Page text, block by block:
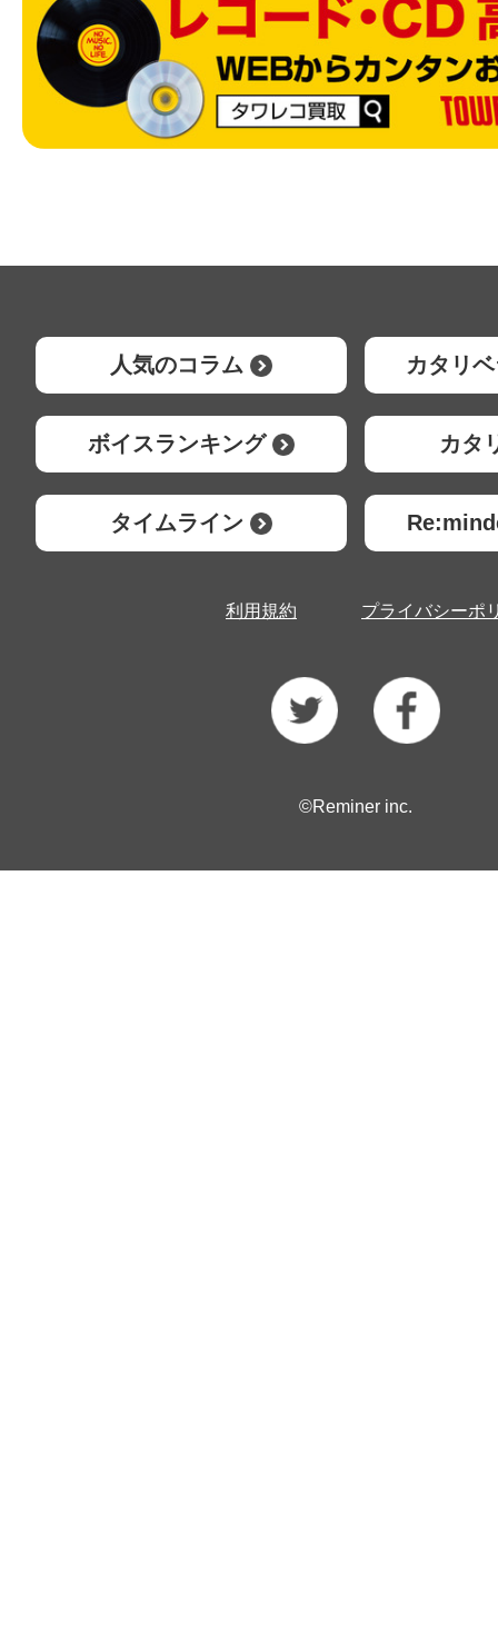
人気のコラム カタリ
ボイスランキング カタ
タイムライン
利用規約 プライバシーポ
©Reminer inc.